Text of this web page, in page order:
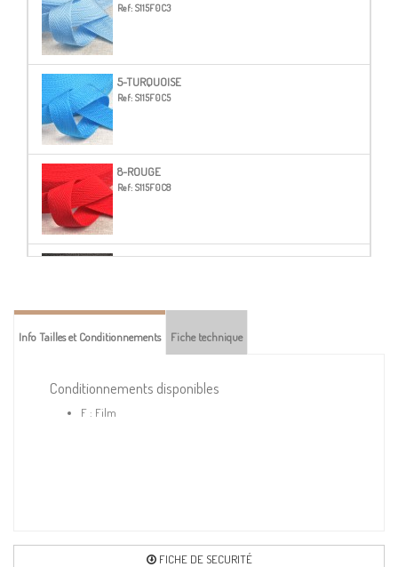
Ref: S115F0C3
5-TURQUOISE
Ref: S115F0C5
8-ROUGE
Ref: S115F0C8
14-NOIR
Ref: S115F0C24
Info Tailles et Conditionnements Fiche technique
Conditionnements disponibles
F : Film
FICHE DE SECURITÉ